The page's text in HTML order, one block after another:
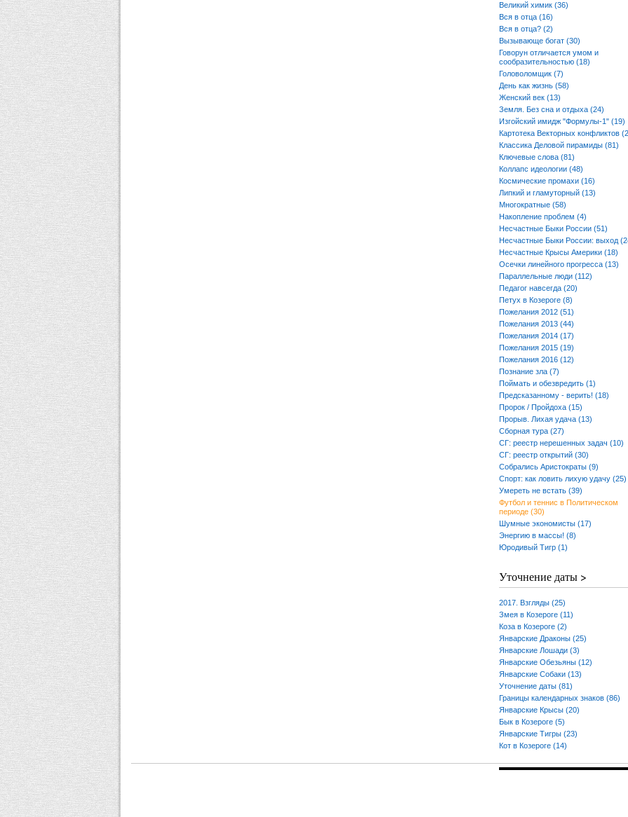
Великий химик (36)
Вся в отца (16)
Вся в отца? (2)
Вызывающе богат (30)
Говорун отличается умом и
сообразительностью (18)
Головоломщик (7)
День как жизнь (58)
Женский век (13)
Земля. Без сна и отдыха (24)
Изгойский имидж "Формулы-1" (19)
Картотека Векторных конфликтов
Классика Деловой пирамиды (81)
Ключевые слова (81)
Коллапс идеологии (48)
Космические промахи (16)
Липкий и гламуторный (13)
Многократные (58)
Накопление проблем (4)
Несчастные Быки России (51)
Несчастные Быки России: выход
Несчастные Крысы Америки (18)
Осечки линейного прогресса (13)
Параллельные люди (112)
Педагог навсегда (20)
Петух в Козероге (8)
Пожелания 2012 (51)
Пожелания 2013 (44)
Пожелания 2014 (17)
Пожелания 2015 (19)
Пожелания 2016 (12)
Познание зла (7)
Поймать и обезвредить (1)
Предсказанному - верить! (18)
Пророк / Пройдоха (15)
Прорыв. Лихая удача (13)
Сборная тура (27)
СГ: реестр нерешенных задач (10)
СГ: реестр открытий (30)
Собрались Аристократы (9)
Спорт: как ловить лихую удачу (25)
Умереть не встать (39)
Футбол и теннис в Политическом
периоде (30)
Шумные экономисты (17)
Энергию в массы! (8)
Юродивый Тигр (1)
Уточнение даты >
2017. Взгляды (25)
Змея в Козероге (11)
Коза в Козероге (2)
Январские Драконы (25)
Январские Лошади (3)
Январские Обезьяны (12)
Январские Собаки (13)
Уточнение даты (81)
Границы календарных знаков (86)
Январские Крысы (20)
Бык в Козероге (5)
Январские Тигры (23)
Кот в Козероге (14)